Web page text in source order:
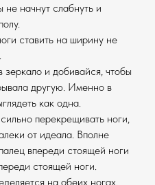
начнут слабнуть и
ставить на ширину не
зеркало и добивайся, чтобы
другую. Именно в
как одна.
перекрещивать ноги,
от идеала. Вполне
впереди стоящей ноги
стоящей ноги.
на обеих ногах,